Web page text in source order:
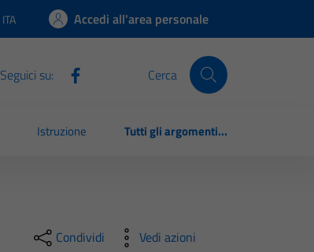
Lingua attiva:
ITA Accedi all'area personale
Seguici su: Cerca
Istruzione Tutti gli argomenti...
Condividi Vedi azioni